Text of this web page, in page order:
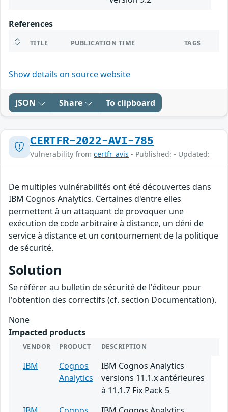
References
TITLE PUBLICATION TIME TAGS
Show details on source website
JSON Share To clipboard
CERTFR-2022-AVI-785
Vulnerability from certfr_avis - Published: - Updated:
De multiples vulnérabilités ont été découvertes dans
IBM Cognos Analytics. Certaines d'entre elles
permettent à un attaquant de provoquer une
exécution de code arbitraire à distance, un déni de
service à distance et un contournement de la politique
de sécurité.
Solution
Se référer au bulletin de sécurité de l'éditeur pour
l'obtention des correctifs (cf. section Documentation).
None
Impacted products
VENDOR PRODUCT DESCRIPTION
IBM
Cognos
Analytics
IBM Cognos Analytics
versions 11.1.x antérieures
à 11.1.7 Fix Pack 5